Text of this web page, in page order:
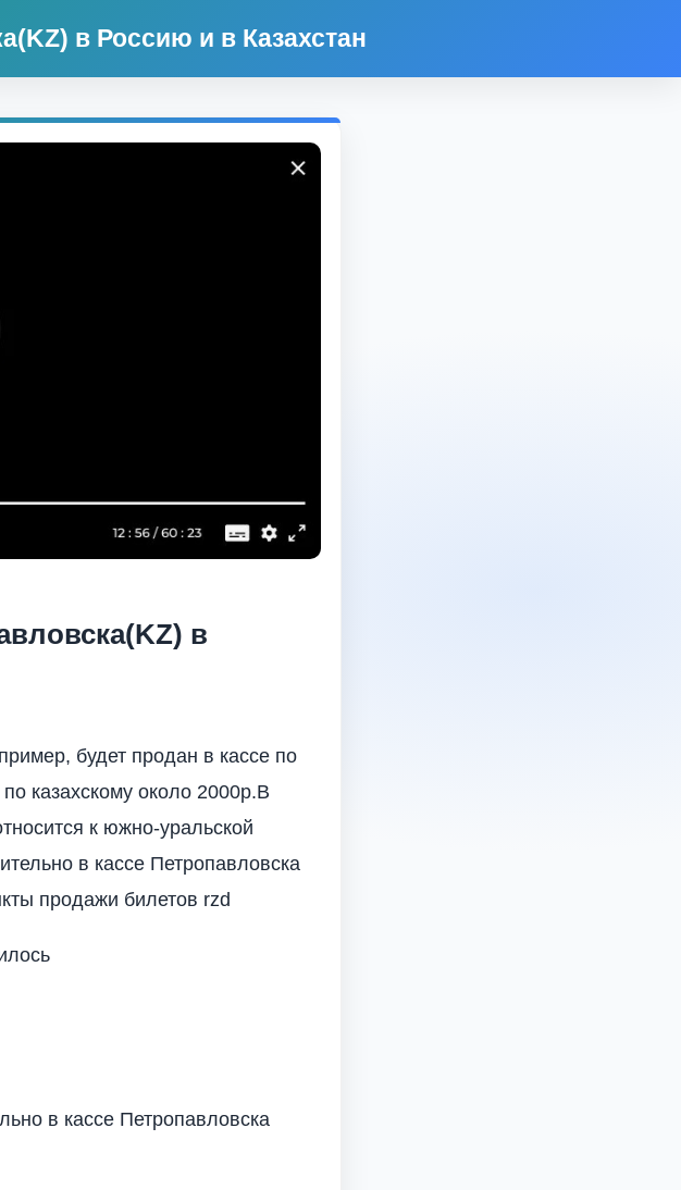
в Россию и в Казахстан
в
будет продан в кассе по
казахскому около 2000р.В
к южно-уральской
в кассе Петропавловска
продажи билетов rzd
в кассе Петропавловска